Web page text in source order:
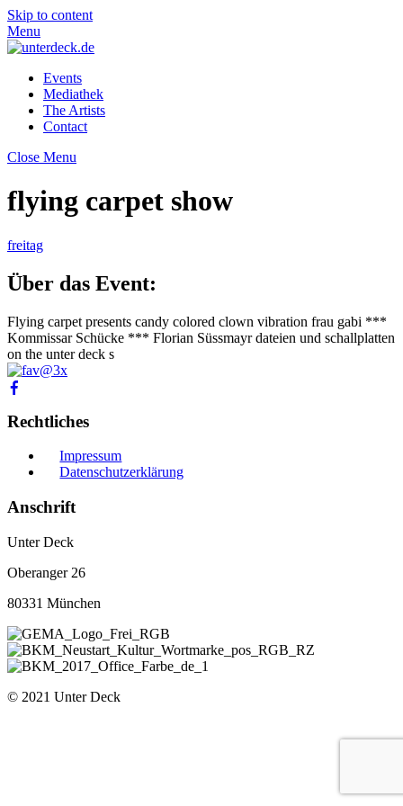
Skip to content
Menu
Events
Mediathek
The Artists
Contact
Close Menu
flying carpet show
freitag
Über das Event:
Flying carpet presents candy colored clown vibration frau gabi ***
Kommissar Schücke *** Florian Süssmayr dateien und schallplatten
on the unter deck s
Rechtliches
Impressum
Datenschutzerklärung
Anschrift
Unter Deck
Oberanger 26
80331 München
© 2021 Unter Deck